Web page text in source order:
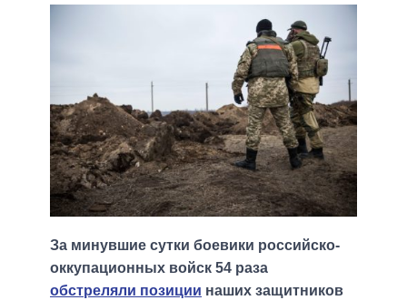
ВСЕ ПЕРСОНЫ
За минувшие сутки боевики российско-
оккупационных войск 54 раза
обстреляли позиции наших защитников